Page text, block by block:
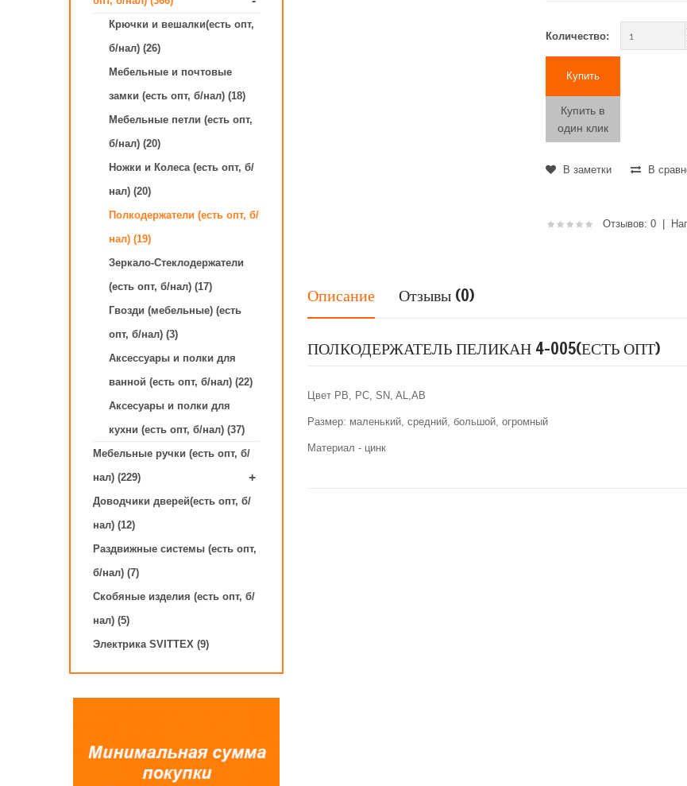
Крючки и вешалки(есть опт,
б/нал) (26)
Мебельные и почтовые
замки (есть опт, б/нал) (18)
Мебельные петли (есть опт,
б/нал) (20)
Ножки и Колеса (есть опт, б/
нал) (20)
Полкодержатели (есть опт, б/
нал) (19)
Зеркало-Стеклодержатели
(есть опт, б/нал) (17)
Гвозди (мебельные) (есть
опт, б/нал) (3)
Аксессуары и полки для
ванной (есть опт, б/нал) (22)
Аксесуары и полки для
кухни (есть опт, б/нал) (37)
Мебельные ручки (есть опт, б/
нал) (229)
+
Доводчики дверей(есть опт, б/
нал) (12)
Раздвижные системы (есть опт,
б/нал) (7)
Скобяные изделия (есть опт, б/
нал) (5)
Электрика SVITTEX (9)
Количество:
Купить в
один клик
В заметки В
Отзывов: 0|
Описание Отзывы (0)
ПОЛКОДЕРЖАТЕЛЬ ПЕЛИКАН 4-005(ЕСТЬ ОПТ)
Цвет PB, PC, SN, AL,AB
Размер: маленький, средний, большой, огромный
Материал - цинк